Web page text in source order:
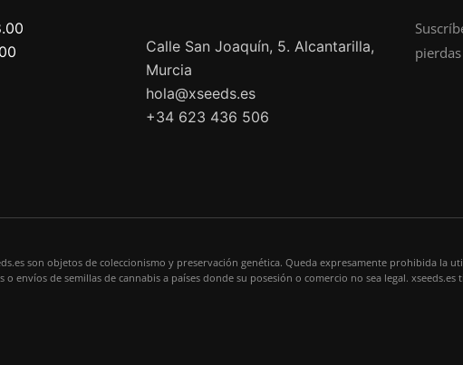
Calle San Joaquín, 5. Alcantarilla,
Murcia
hola@xseeds.es
+34 623 436 506
son objetos de coleccionismo y preservación genética. Queda expresamente prohibida la
envíos de semillas de cannabis a países donde su posesión o comercio no sea legal.